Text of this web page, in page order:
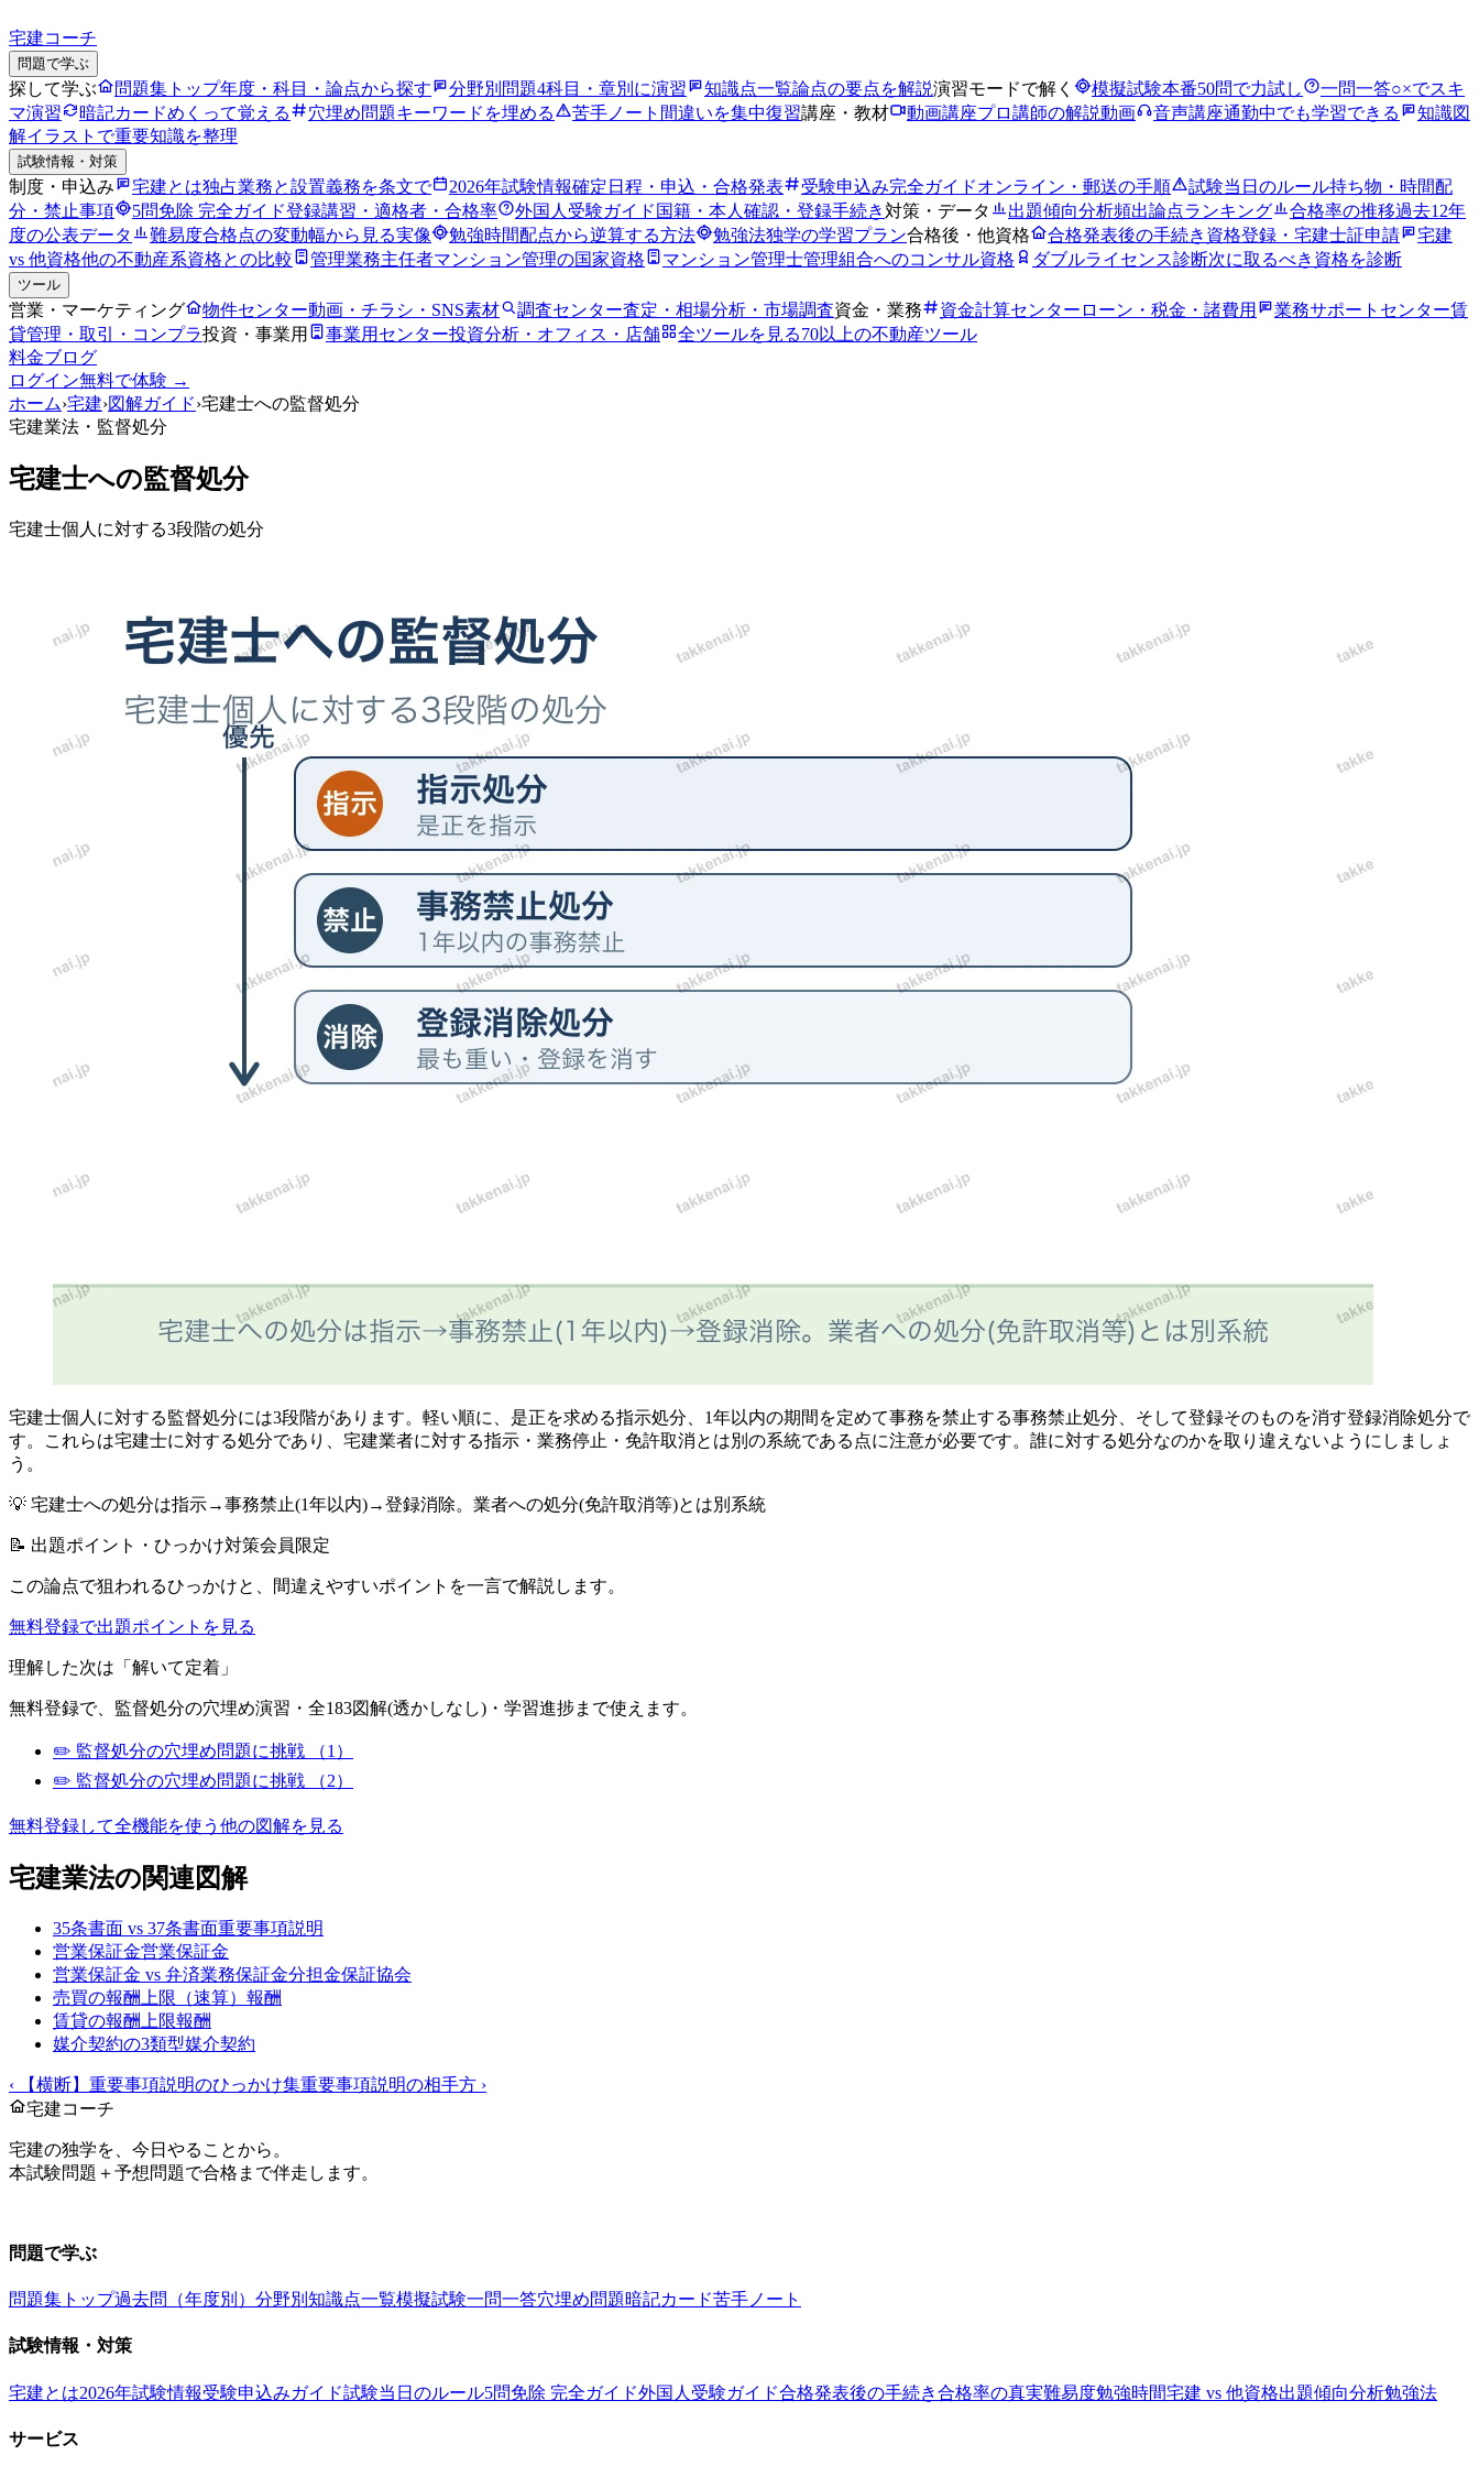
宅建コーチ
問題で学ぶ
探して学ぶ 問題集トップ年度・科目・論点から探す 分野別問題4科目・章別に演習 知識点一覧論点の要点を解説演習モードで解く 模擬試験本番50問で力試し 一問一答○×でスキ
マ演習
暗記カードめくって覚える 穴埋め問題キーワードを埋める 苦手ノート 間違いを集中復習講座・教材 動画講座プロ講師の解説動画 音声講座通勤中でも学習できる
知識図
解イラストで重要知識を整理
試験情報・対策
制度・申込み 宅建とは独占業務と設置義務を条文で 2026年試験情報確定日程・申込・合格発表 受験申込み完全ガイドオンライン・郵送の手順 試験当日のルール持ち物・時間配
分・禁止事項
5問免除 完全ガイド登録講習・適格者・合格率 外国人受験ガイド 国籍・本人確認・登録手続き対策・データ 出題傾向分析頻出論点ランキング 合格率の推移過去12年
度の公表データ
難易度合格点の変動幅から見る実像 勉強時間配点から逆算する方法 勉強法独学の学習プラン合格後・他資格 合格発表後の手続き 資格登録・宅建士証申請
宅建
vs 他資格他の不動産系資格との比較 管理業務主任者マンション管理の国家資格 マンション管理士管理組合へのコンサル資格 ダブルライセンス診断次に取るべき資格を診断
ツール
営業・マーケティング 物件センター動画・チラシ・SNS素材 調査センター査定・相場分析・市場調査資金・業務 資金計算センター ローン・税金・諸費用 業務サポートセンター賃
貸管理・取引・コンプラ投資・事業用 事業用センター投資分析・オフィス・店舗 全ツールを見る70以上の不動産ツール
料金ブログ
ログイン無料で体験 →
ホーム›宅建›図解ガイド›宅建士への監督処分
宅建業法 ・監督処分
宅建士への監督処分
宅建士個人に対する3段階の処分
宅建士個人に対する監督処分には3段階があります。軽い順に、是正を求める指示処分、1年以内の期間を定めて事務を禁止する事務禁止処分、そして登録そのものを消す登録消除処分で
す。これらは宅建士に対する処分であり、宅建業者に対する指示・業務停止・免許取消とは別の系統である点に注意が必要です。誰に対する処分なのかを取り違えないようにしましょ
う。
💡 宅建士への処分は指示→事務禁止(1年以内)→登録消除。業者への処分(免許取消等)とは別系統
📝 出題ポイント・ひっかけ対策会員限定
この論点で狙われるひっかけと、間違えやすいポイントを一言で解説します。
無料登録で出題ポイントを見る
理解した次は「解いて定着」
無料登録で、 監督処分の穴埋め演習・全183図解(透かしなし)・学習進捗まで使えます。
✏️ 監督処分の穴埋め問題に挑戦
（1）
✏️ 監督処分の穴埋め問題に挑戦 （2）
無料登録して全機能を使う 他の図解を見る
宅建業法の関連図解
35条書面 vs 37条書面重要事項説明
営業保証金営業保証金
営業保証金 vs 弁済業務保証金分担金保証協会
売買の報酬上限（速算） 報酬
賃貸の報酬上限報酬
媒介契約の3類型媒介契約
‹ 【横断】重要事項説明のひっかけ集重要事項説明の相手方 ›
宅建コーチ
宅建の独学を、今日やることから。
本試験問題＋予想問題で合格まで伴走します。
問題で学ぶ
問題集トップ過去問（年度別） 分野別 知識点一覧模擬試験一問一答穴埋め問題暗記カード苦手ノート
試験情報・対策
宅建とは2026年試験情報受験申込みガイド試験当日のルール5問免除 完全ガイド外国人受験ガイド合格発表後の手続き合格率の真実難易度勉強時間宅建 vs 他資格出題傾向分析勉強法
サービス